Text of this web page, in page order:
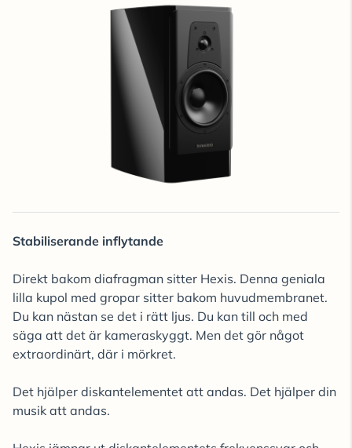
Stabiliserande inflytande
Direkt bakom diafragman sitter Hexis. Denna geniala
lilla kupol med gropar sitter bakom huvudmembranet.
Du kan nästan se det i rätt ljus. Du kan till och med
säga att det är kameraskyggt. Men det gör något
extraordinärt, där i mörkret.
Det hjälper diskantelementet att andas. Det hjälper din
musik att andas.